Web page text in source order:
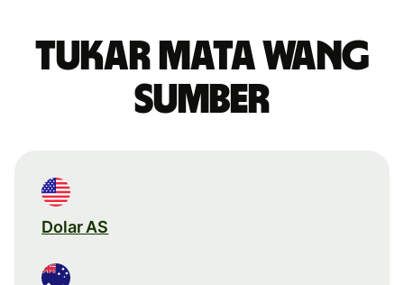
Tukar mata wang
sumber
Dolar AS